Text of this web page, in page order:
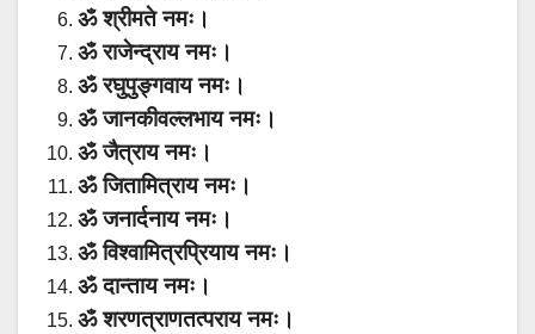
ॐ श्रीमते नमः।
ॐ राजेन्द्राय नमः।
ॐ रघुपुङ्गवाय नमः।
ॐ जानकीवल्लभाय नमः।
ॐ जैत्राय नमः।
ॐ जितामित्राय नमः।
ॐ जनार्दनाय नमः।
ॐ विश्वामित्रप्रियाय नमः।
ॐ दान्ताय नमः।
ॐ शरणत्राणतत्पराय नमः।